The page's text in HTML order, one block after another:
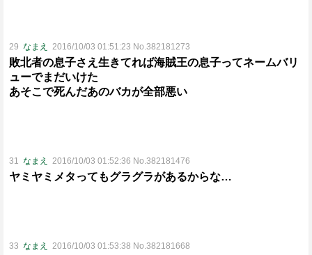
29 なまえ 2016/10/03 01:51:23 No.382181273
敗北者の息子さえ生きてれば海賊王の息子ってネームバリ
ューでまだいけた
あそこで死んだあのバカが全部悪い
31 なまえ 2016/10/03 01:52:36 No.382181476
ヤミヤミメタってもグラグラがあるからな…
33 なまえ 2016/10/03 01:53:38 No.382181668